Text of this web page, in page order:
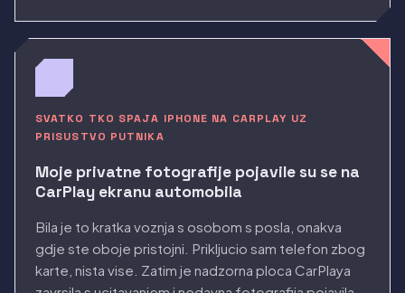
SVATKO TKO SPAJA IPHONE NA CARPLAY UZ
PRISUSTVO PUTNIKA
Moje privatne fotografije pojavile su se na
CarPlay ekranu automobila
Bila je to kratka voznja s osobom s posla, onakva
gdje ste oboje pristojni. Prikljucio sam telefon zbog
karte, nista vise. Zatim je nadzorna ploca CarPlaya